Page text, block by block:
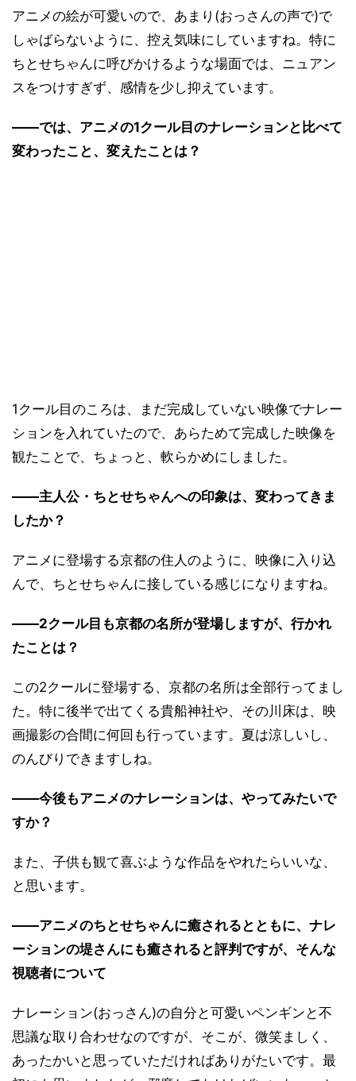
アニメの絵が可愛いので、あまり(おっさんの声で)で
しゃばらないように、控え気味にしていますね。特に
ちとせちゃんに呼びかけるような場面では、ニュアン
スをつけすぎず、感情を少し抑えています。
――では、アニメの1クール目のナレーションと比べて
変わったこと、変えたことは？
1クール目のころは、まだ完成していない映像でナレー
ションを入れていたので、あらためて完成した映像を
観たことで、ちょっと、軟らかめにしました。
――主人公・ちとせちゃんへの印象は、変わってきま
したか？
アニメに登場する京都の住人のように、映像に入り込
んで、ちとせちゃんに接している感じになりますね。
――2クール目も京都の名所が登場しますが、行かれ
たことは？
この2クールに登場する、京都の名所は全部行ってまし
た。特に後半で出てくる貴船神社や、その川床は、映
画撮影の合間に何回も行っています。夏は涼しいし、
のんびりできますしね。
――今後もアニメのナレーションは、やってみたいで
すか？
また、子供も観て喜ぶような作品をやれたらいいな、
と思います。
――アニメのちとせちゃんに癒されるとともに、ナレ
ーションの堤さんにも癒されると評判ですが、そんな
視聴者について
ナレーション(おっさん)の自分と可愛いペンギンと不
思議な取り合わせなのですが、そこが、微笑ましく、
あったかいと思っていただければありがたいです。最